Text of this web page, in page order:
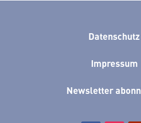
Datenschutz
Impressum
Newsletter